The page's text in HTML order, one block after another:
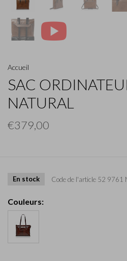
Accueil
SAC
NATURAL
€379,00
En stock Code de l'article 52 9761
Couleurs: